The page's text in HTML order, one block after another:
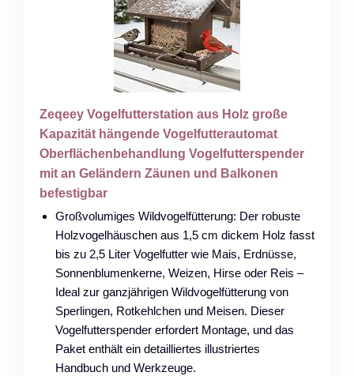
Zeqeey Vogelfutterstation aus Holz große
Kapazität hängende Vogelfutterautomat
Oberflächenbehandlung Vogelfutterspender
mit an Geländern Zäunen und Balkonen
befestigbar
Großvolumiges Wildvogelfütterung: Der robuste
Holzvogelhäuschen aus 1,5 cm dickem Holz fasst
bis zu 2,5 Liter Vogelfutter wie Mais, Erdnüsse,
Sonnenblumenkerne, Weizen, Hirse oder Reis –
Ideal zur ganzjährigen Wildvogelfütterung von
Sperlingen, Rotkehlchen und Meisen. Dieser
Vogelfutterspender erfordert Montage, und das
Paket enthält ein detailliertes illustriertes
Handbuch und Werkzeuge.